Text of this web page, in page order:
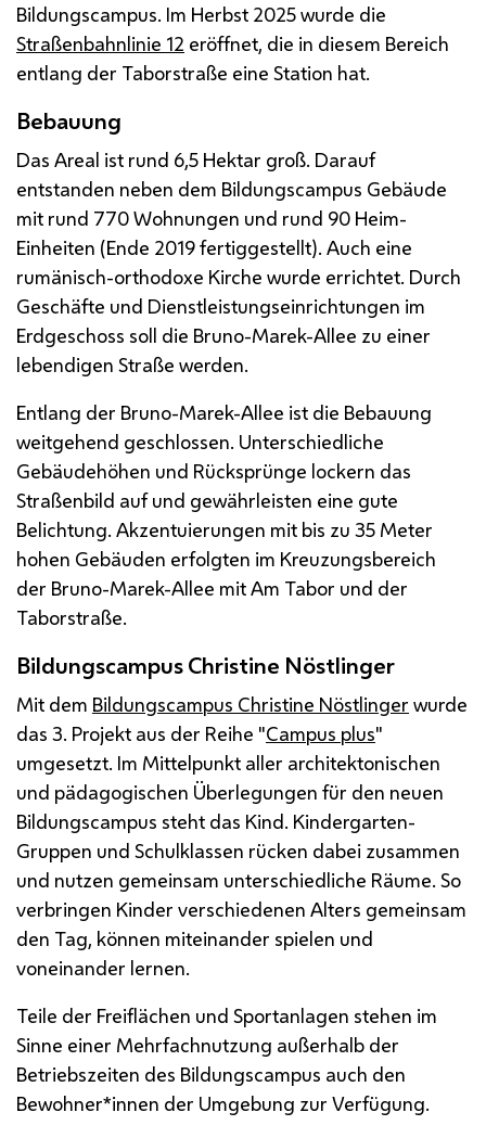
Bildungscampus. Im Herbst 2025 wurde die
Straßenbahnlinie 12 eröffnet, die in diesem Bereich
entlang der Taborstraße eine Station hat.
Bebauung
Das Areal ist rund 6,5 Hektar groß. Darauf
entstanden neben dem Bildungscampus Gebäude
mit rund 770 Wohnungen und rund 90 Heim-
Einheiten (Ende 2019 fertiggestellt). Auch eine
rumänisch-orthodoxe Kirche wurde errichtet. Durch
Geschäfte und Dienstleistungseinrichtungen im
Erdgeschoss soll die Bruno-Marek-Allee zu einer
lebendigen Straße werden.
Entlang der Bruno-Marek-Allee ist die Bebauung
weitgehend geschlossen. Unterschiedliche
Gebäudehöhen und Rücksprünge lockern das
Straßenbild auf und gewährleisten eine gute
Belichtung. Akzentuierungen mit bis zu 35 Meter
hohen Gebäuden erfolgten im Kreuzungsbereich
der Bruno-Marek-Allee mit Am Tabor und der
Taborstraße.
Bildungscampus Christine Nöstlinger
Mit dem Bildungscampus Christine Nöstlinger wurde
das 3. Projekt aus der Reihe "Campus plus"
umgesetzt. Im Mittelpunkt aller architektonischen
und pädagogischen Überlegungen für den neuen
Bildungscampus steht das Kind. Kindergarten-
Gruppen und Schulklassen rücken dabei zusammen
und nutzen gemeinsam unterschiedliche Räume. So
verbringen Kinder verschiedenen Alters gemeinsam
den Tag, können miteinander spielen und
voneinander lernen.
Teile der Freiflächen und Sportanlagen stehen im
Sinne einer Mehrfachnutzung außerhalb der
Betriebszeiten des Bildungscampus auch den
Bewohner*innen der Umgebung zur Verfügung.